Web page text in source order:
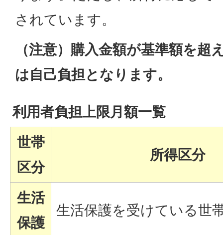
されています。
（注意）購入金額が基準額を超
は自己負担となります。
利用者負担上限月額一覧
世帯
区分
所得区分
生活
保護
生活保護を受けている世